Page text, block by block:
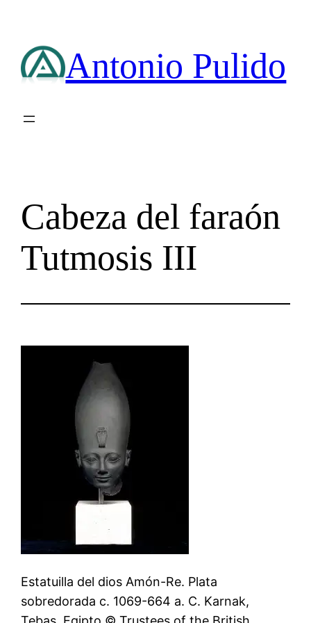
contenido Antonio Pulido
Cabeza del faraón
Tutmosis III
Estatuilla del dios Amón-Re. Plata
sobredorada c. 1069-664 a. C. Karnak,